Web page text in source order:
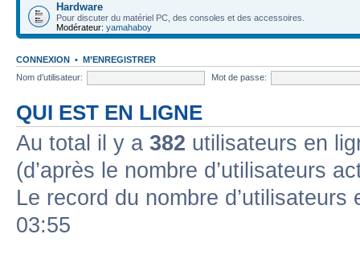
Hardware
Pour discuter du matériel PC, des consoles et des accessoires.
Modérateur: yamahaboy
CONNEXION • M’ENREGISTRER
Nom d’utilisateur:
Mot de passe:
QUI EST EN LIGNE
Au total il y a 382 utilisateurs en
(d’après le nombre d’utilisateurs
Le record du nombre
03:55